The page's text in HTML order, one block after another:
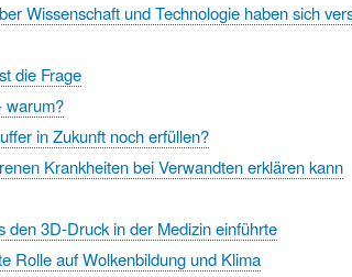
Wissenschaft und Technologie haben sich
die Frage
warum?
in Zukunft noch erfüllen?
Krankheiten bei Verwandten erklären kann
den 3D-Druck in der Medizin einführte
Rolle auf Wolkenbildung und Klima